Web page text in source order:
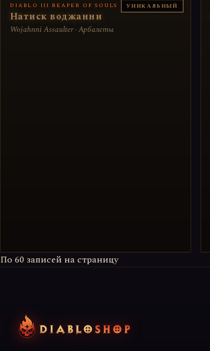
УНИКАЛЬНЫЙ
DIABLO III REAPER OF SOULS
Натиск воджанни
Wojahnni Assaulter · Арбалеты
По 60 записей на страницу